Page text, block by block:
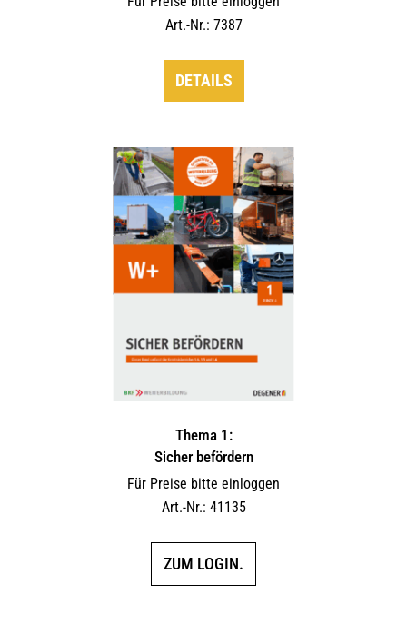
Art.-Nr.: 7387
DETAILS
Thema 1:
Sicher befördern
Für Preise bitte einloggen
Art.-Nr.: 41135
ZUM LOGIN.